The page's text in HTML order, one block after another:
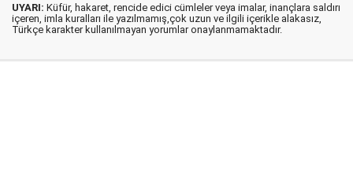
UYARI: Küfür, hakaret, rencide edici cümleler veya imalar, inançlara saldırı
içeren, imla kuralları ile yazılmamış,çok uzun ve ilgili içerikle alakasız,
Türkçe karakter kullanılmayan yorumlar onaylanmamaktadır.